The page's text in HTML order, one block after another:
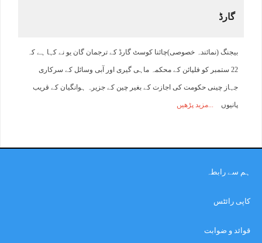
گارڈ
بیجنگ (نمائندہ خصوصی)چائنا کوسٹ گارڈ کے ترجمان گان یو نے کہا ہے کہ
22 ستمبر کو فلپائن کے محکمہ ماہی گیری اور آبی وسائل کے سرکاری
جہاز چینی حکومت کی اجازت کے بغیر چین کے جزیرہ ہوانگیان کے قریب
پانیوں مزید پڑھیں
ہم سے رابطہ
کاپی رائٹس
قوائد و ضوابت